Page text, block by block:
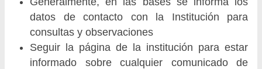
datos de contacto con la Institución para
consultas y observaciones
Seguir la página de la institución para estar
informado sobre cualquier comunicado de